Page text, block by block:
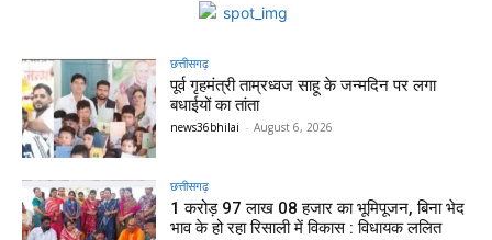
छत्तीसगढ़
पूर्व गृहमंत्री ताम्रध्वज साहू के जन्मदिन पर लगा
बधाईयों का तांता
news36bhilai - August 6, 2026
छत्तीसगढ़
1 करोड़ 97 लाख 08 हजार का भूमिपूजन, बिना भेद
भाव के हो रहा रिसाली में विकास : विधायक ललित